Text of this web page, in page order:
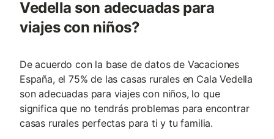
Vedella son adecuadas para
viajes con niños?
De acuerdo con la base de datos de Vacaciones
España, el 75% de las casas rurales en Cala Vedella
son adecuadas para viajes con niños, lo que
significa que no tendrás problemas para encontrar
casas rurales perfectas para ti y tu familia.